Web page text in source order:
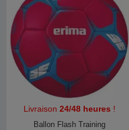
Livraison 24/48 heures !
Ballon Flash Training